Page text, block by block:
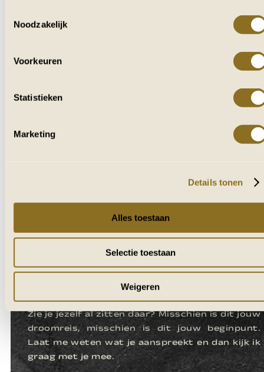
Noodzakelijk
Voorkeuren
Statistieken
Marketing
Details tonen
Alles toestaan
Selectie toestaan
Weigeren
VOOR IEDEREEN
inspiratie uit zuidelijk Afrika.
Naam
VERZENDEN
LATEN WE
KENNISMAKEN
Zie je jezelf al zitten daar? Misschien is dit jouw
droomreis, misschien is dit jouw beginpunt.
Laat me weten wat je aanspreekt en dan kijk ik
graag met je mee.